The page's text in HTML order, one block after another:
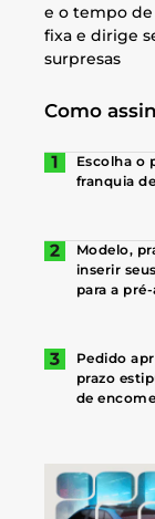
e o tempo de
fixa e dirige
surpresas
Como
Escolha o
franquia
Modelo,
inserir
para a
Pedido
prazo
de